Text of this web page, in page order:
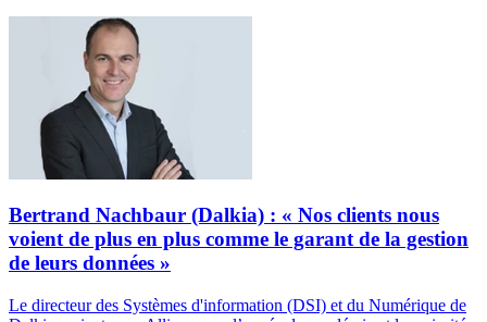
Bertrand Nachbaur (Dalkia) : « Nos clients nous
voient de plus en plus comme le garant de la gestion
de leurs données »
Le directeur des Systèmes d'information (DSI) et du Numérique de